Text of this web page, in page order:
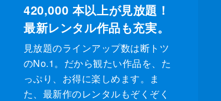
420,000 本以上が見放題！
最新レンタル作品も充実。
見放題のラインアップ数は断トツ
のNo.1。だから観たい作品を、た
っぷり、お得に楽しめます。ま
た、最新作のレンタルもぞくぞく